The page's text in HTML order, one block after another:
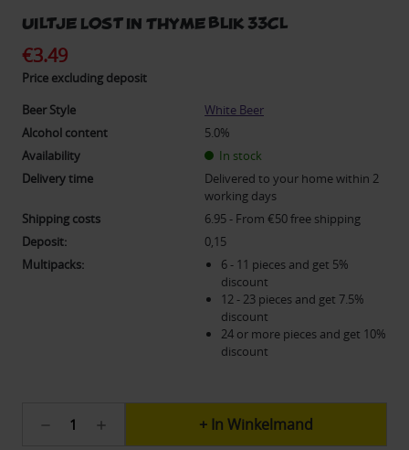
Uiltje Lost in Thyme blik 33cl
€3.49
Price excluding deposit
Beer Style
White Beer
Alcohol content
5.0%
Availability
In stock
Delivery time
Delivered to your home within 2
working days
Shipping costs
6.95 - From €50 free shipping
Deposit:
0,15
Multipacks:
6 - 11 pieces and get 5%
discount
12 - 23 pieces and get 7.5%
discount
24 or more pieces and get 10%
discount
HoeveelheidHoeveelheid